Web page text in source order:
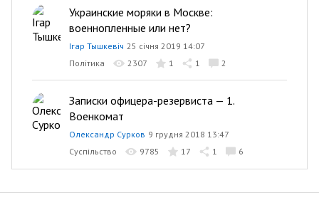
Украинские моряки в Москве:
военнопленные или нет?
Ігар Тышкевіч 25 січня 2019 14:07
Політика
2307 1 1 2
Записки офицера-резервиста — 1.
Военкомат
Олександр Сурков 9 грудня 2018 13:47
Суспільство
9785 17 1 6